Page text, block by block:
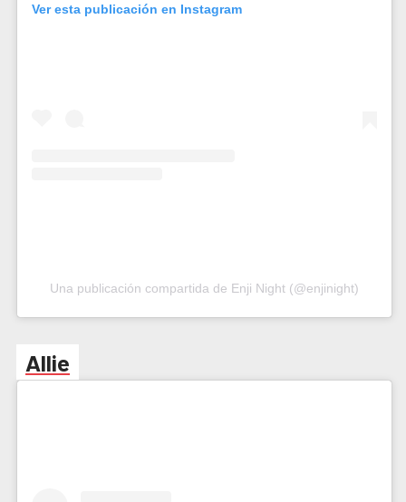
Ver esta publicación en Instagram
Una publicación compartida de Enji Night (@enjinight)
Allie